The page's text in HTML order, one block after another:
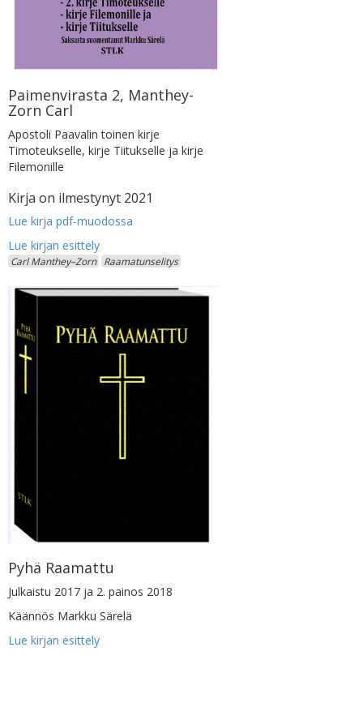
Paimenvirasta 2, Manthey-
Zorn Carl
Apostoli Paavalin toinen kirje
Timoteukselle, kirje Tiitukselle ja kirje
Filemonille
Kirja on ilmestynyt 2021
Lue kirja pdf-muodossa
Carl Manthey–Zorn Raamatunselitys
Pyhä Raamattu
Julkaistu 2017 ja 2. painos 2018
Käännös Markku Särelä